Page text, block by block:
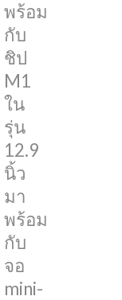
พร้อม
กับ
ชิป
M1
ใน
รุ่น
12.9
นิ้ว
มา
พร้อม
กับ
จอ
mini-
ตอน
แรก
หลายๆ
คน
คาด
ว่า
มัน
จะ
ถูก
ใส่
เข้า
มา
บน